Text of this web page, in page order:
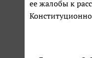
ее жалобы к